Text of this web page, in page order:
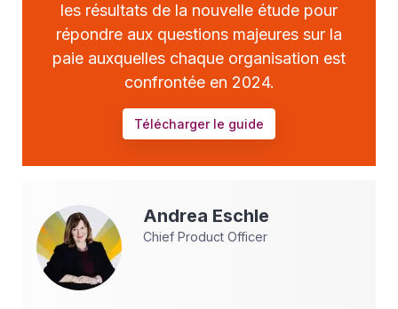
les résultats de la nouvelle étude pour
répondre aux questions majeures sur la
paie auxquelles chaque organisation est
confrontée en 2024.
Télécharger le guide
Andrea Eschle
Chief Product Officer